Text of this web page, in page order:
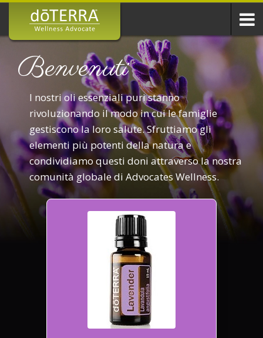
Benvenuti
I nostri oli essenziali puri stanno
rivoluzionando il modo in cui le famiglie
gestiscono la loro salute. Sfruttiamo gli
elementi più potenti della natura e
condividiamo questi doni attraverso la nostra
comunità globale di Advocates Wellness.